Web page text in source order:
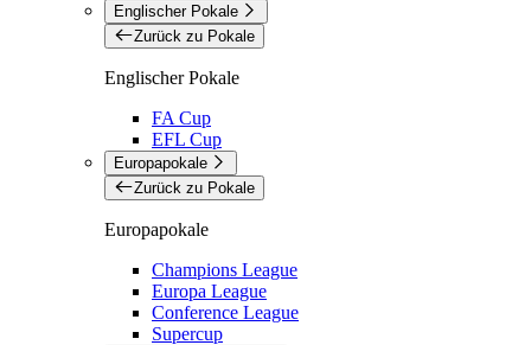
Englischer Pokale
Zurück zu Pokale
Englischer Pokale
FA Cup
EFL Cup
Europapokale
Zurück zu Pokale
Europapokale
Champions League
Europa League
Conference League
Supercup